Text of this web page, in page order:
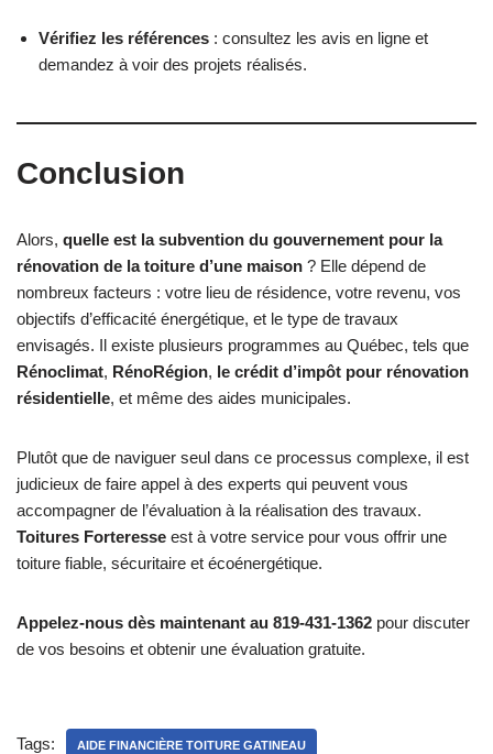
Vérifiez les références : consultez les avis en ligne et
demandez à voir des projets réalisés.
Conclusion
Alors, quelle est la subvention du gouvernement pour la
rénovation de la toiture d’une maison ? Elle dépend de
nombreux facteurs : votre lieu de résidence, votre revenu, vos
objectifs d’efficacité énergétique, et le type de travaux
envisagés. Il existe plusieurs programmes au Québec, tels que
Rénoclimat, RénoRégion, le crédit d’impôt pour rénovation
résidentielle, et même des aides municipales.
Plutôt que de naviguer seul dans ce processus complexe, il est
judicieux de faire appel à des experts qui peuvent vous
accompagner de l’évaluation à la réalisation des travaux.
Toitures Forteresse est à votre service pour vous offrir une
toiture fiable, sécuritaire et écoénergétique.
Appelez-nous dès maintenant au 819-431-1362 pour discuter
de vos besoins et obtenir une évaluation gratuite.
Tags: AIDE FINANCIÈRE TOITURE GATINEAU